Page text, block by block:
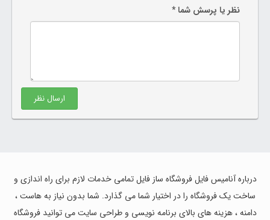
نظر یا پرسش شما *
ارسال نظر
درباره آنامیس فایل فروشگاه ساز فایل تمامی خدمات لازم برای راه اندازی و
ساخت یک فروشگاه را در اختیار شما می گذارد. شما بدون نیاز به هاست ،
دامنه ، هزینه های بالای برنامه نویسی و طراحی سایت می توانید فروشگاه